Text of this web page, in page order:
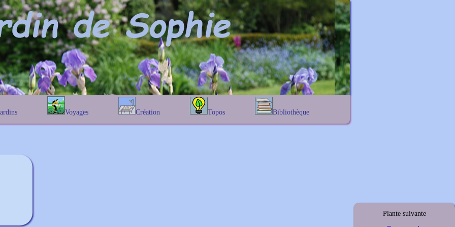
Voyages
En Belgique
Création
Prairies fleuries
Topos
Les chênes
Bibliothèque
Lexique noms propres
Plante suivante